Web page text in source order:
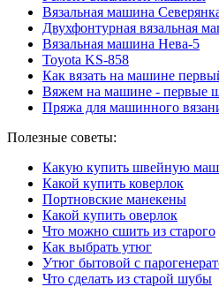
Вязальная машина
Двухфонтурная вязальная
Вязальная машина Нева-5
Toyota KS-858
Как вязать на машине
Вяжем на машине - первые
Пряжа для машинного
Полезные советы:
Какую купить швейную
Какой купить коверлок
Портновские манекены
Какой купить оверлок
Что можно сшить из старого
Как выбрать утюг
Утюг бытовой с
Что сделать из старой шубы